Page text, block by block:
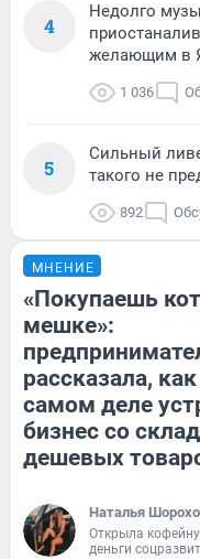
4
Недолго
желающим в
1 036
5
Сильный
такого не
892
МНЕНИЕ
«Покупаешь
мешке»:
рассказала,
самом деле
бизнес со
дешевых
Наталья
Открыла
деньги